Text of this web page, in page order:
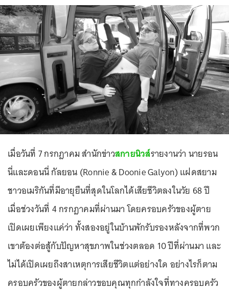
เมื่อวันที่ 7 กรกฎาคม สำนักข่าวสกายนิวส์รายงานว่า นายรอน
นี่และดอนนี่ กัลยอน (Ronnie & Doonie Galyon) แฝดสยาม
ชาวอเมริกันที่มีอายุยืนที่สุดในโลกได้เสียชีวิตลงในวัย 68 ปี
เมื่อช่วงวันที่ 4 กรกฎาคมที่ผ่านมา โดยครอบครัวของผู้ตาย
เปิดเผยเพียงแค่ว่า ทั้งสองอยู่ในบ้านพักรับรองหลังจากที่พวก
เขาต้องต่อสู้กับปัญหาสุขภาพในช่วงตลอด 10 ปีที่ผ่านมา และ
ไม่ได้เปิดเผยถึงสาเหตุการเสียชีวิตแต่อย่างใด อย่างไรก็ตาม
ครอบครัวของผู้ตายกล่าวขอบคุณทุกกำลังใจที่ทางครอบครัว